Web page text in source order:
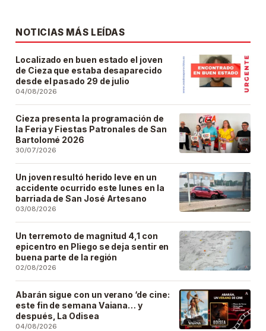
NOTICIAS MÁS LEÍDAS
Localizado en buen estado el joven
de Cieza que estaba desaparecido
desde el pasado 29 de julio
04/08/2026
Cieza presenta la programación de
la Feria y Fiestas Patronales de San
Bartolomé 2026
30/07/2026
Un joven resultó herido leve en un
accidente ocurrido este lunes en la
barriada de San José Artesano
03/08/2026
Un terremoto de magnitud 4,1 con
epicentro en Pliego se deja sentir en
buena parte de la región
02/08/2026
Abarán sigue con un verano ‘de cine:
este fin de semana Vaiana… y
después, La Odisea
04/08/2026